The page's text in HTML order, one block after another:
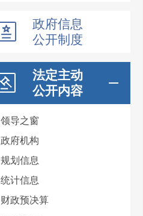
政府信息
公开制度
法定主动
公开内容
领导之窗
政府机构
规划信息
统计信息
财政预决算